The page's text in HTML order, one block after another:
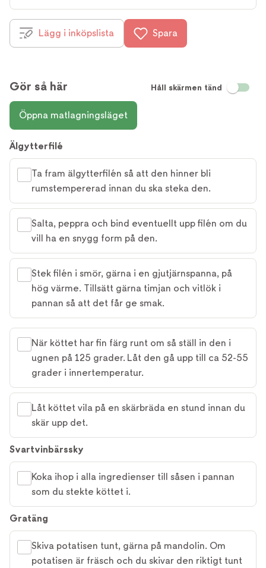
Lägg i inköpslista Spara
Gör så här Håll skärmen tänd
Öppna matlagningsläget
Älgytterfilé
Ta fram älgytterfilén så att den hinner bli
rumstempererad innan du ska steka den.
Salta, peppra och bind eventuellt upp filén om du
vill ha en snygg form på den.
Stek filén i smör, gärna i en gjutjärnspanna, på
hög värme. Tillsätt gärna timjan och vitlök i
pannan så att det får ge smak.
När köttet har fin färg runt om så ställ in den i
ugnen på 125 grader. Låt den gå upp till ca 52-55
grader i innertemperatur.
Låt köttet vila på en skärbräda en stund innan du
skär upp det.
Svartvinbärssky
Koka ihop i alla ingredienser till såsen i pannan
som du stekte köttet i.
Gratäng
Skiva potatisen tunt, gärna på mandolin. Om
potatisen är fräsch och du skivar den riktigt tunt